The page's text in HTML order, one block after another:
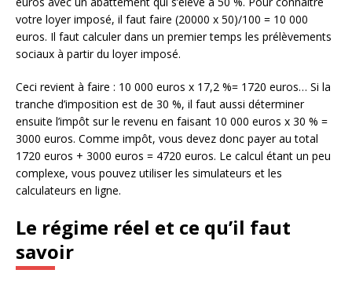
votre loyer imposé, il faut faire (20000 x 50)/100 = 10 000
euros. Il faut calculer dans un premier temps les prélèvements
sociaux à partir du loyer imposé.
Ceci revient à faire : 10 000 euros x 17,2 %= 1720 euros… Si la
tranche d’imposition est de 30 %, il faut aussi déterminer
ensuite l’impôt sur le revenu en faisant 10 000 euros x 30 % =
3000 euros. Comme impôt, vous devez donc payer au total
1720 euros + 3000 euros = 4720 euros. Le calcul étant un peu
complexe, vous pouvez utiliser les simulateurs et les
calculateurs en ligne.
Le régime réel et ce qu’il faut
savoir